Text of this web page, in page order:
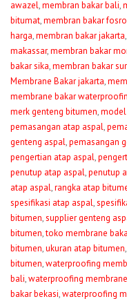
awazel,membran bakar bali,
bitumat,membran bakar
harga,membran bakar jakarta,
makassar,membran bakar
bakar sika,membran bakar
Membrane Bakar jakarta,
membrane bakar
merk genteng bitumen,
pemasangan atap aspal,
genteng aspal,pemasangan
pengertian atap aspal,
penutup atap aspal,penutup
atap aspal,rangka atap
spesifikasi atap aspal,
bitumen,supplier genteng
bitumen,toko membrane
bitumen,ukuran atap bitumen,
bitumen,waterproofing
bali,waterproofing
bakar bekasi,waterproofing